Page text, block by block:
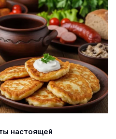
настоящей